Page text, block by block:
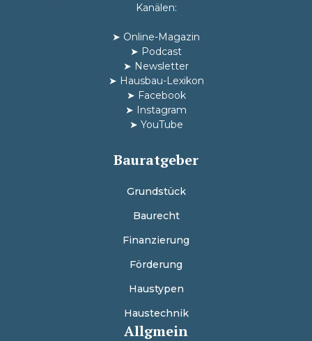
Kanälen:
➤ Online-Magazin
➤ Podcast
➤ Newsletter
➤ Hausbau-Lexikon
➤ Facebook
➤ Instagram
➤ YouTube
Bauratgeber
Grundstück
Baurecht
Finanzierung
Förderung
Haustypen
Haustechnik
Allgmein